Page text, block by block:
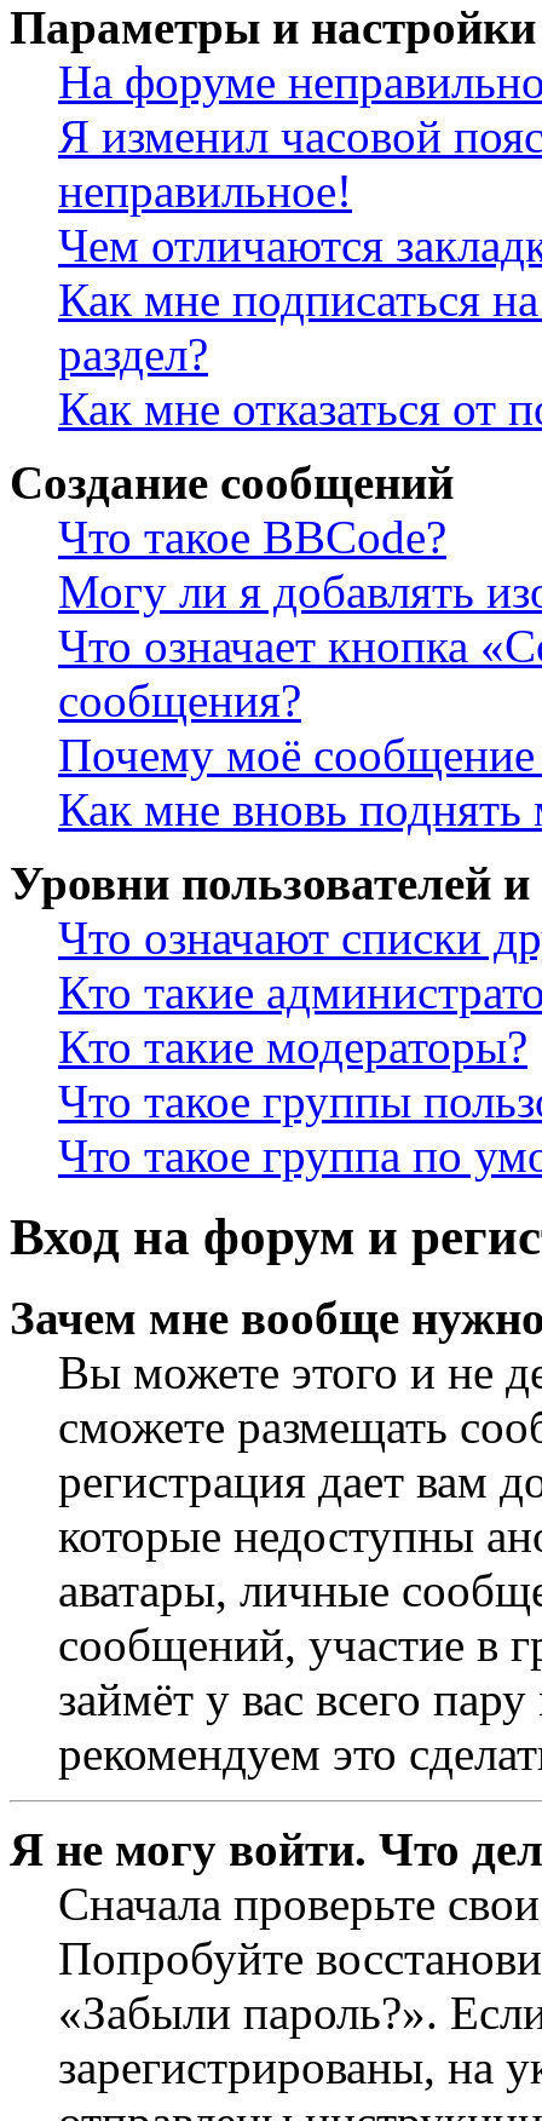
Параметры и настройки
На форуме
Я изменил часовой
неправильное!
Чем отличаются
Как мне подписаться
раздел?
Как мне отказаться от
Создание сообщений
Что такое BBCode?
Могу ли я добавлять
Что означает кнопка
сообщения?
Почему моё сообщение
Как мне вновь
Уровни пользователей
Что означают списки
Кто такие
Кто такие модераторы?
Что такое группы
Что такое группа по
Вход на форум и
Зачем мне вообще
Вы можете этого и не
сможете размещать
регистрация дает вам
которые недоступны
аватары, личные
сообщений, участие в
займёт у вас всего
рекомендуем это
Я не могу войти. Что
Сначала проверьте
Попробуйте
«Забыли пароль?».
зарегистрированы, на